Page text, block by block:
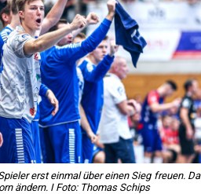
erst einmal über einen Sieg freuen.
ändern. I Foto: Thomas Schips